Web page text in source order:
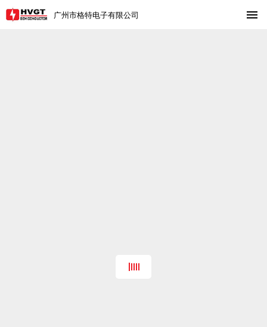
广州市格特电子有限公司